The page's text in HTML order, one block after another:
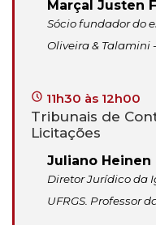
Marçal Justen
Sócio fundador do
Oliveira & Talamini
11h30 às 12h00
Tribunais de
Licitações
Juliano Heinen
Diretor Jurídico da
UFRGS. Professor